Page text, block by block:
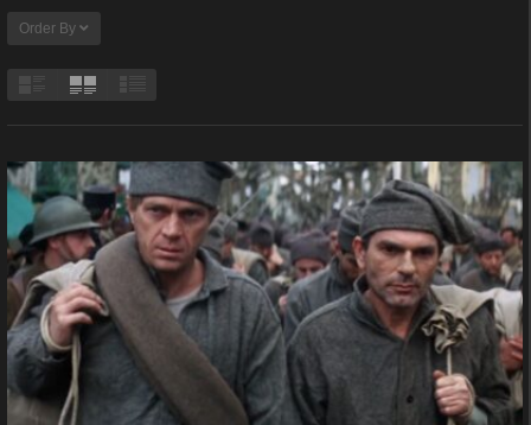
Order By